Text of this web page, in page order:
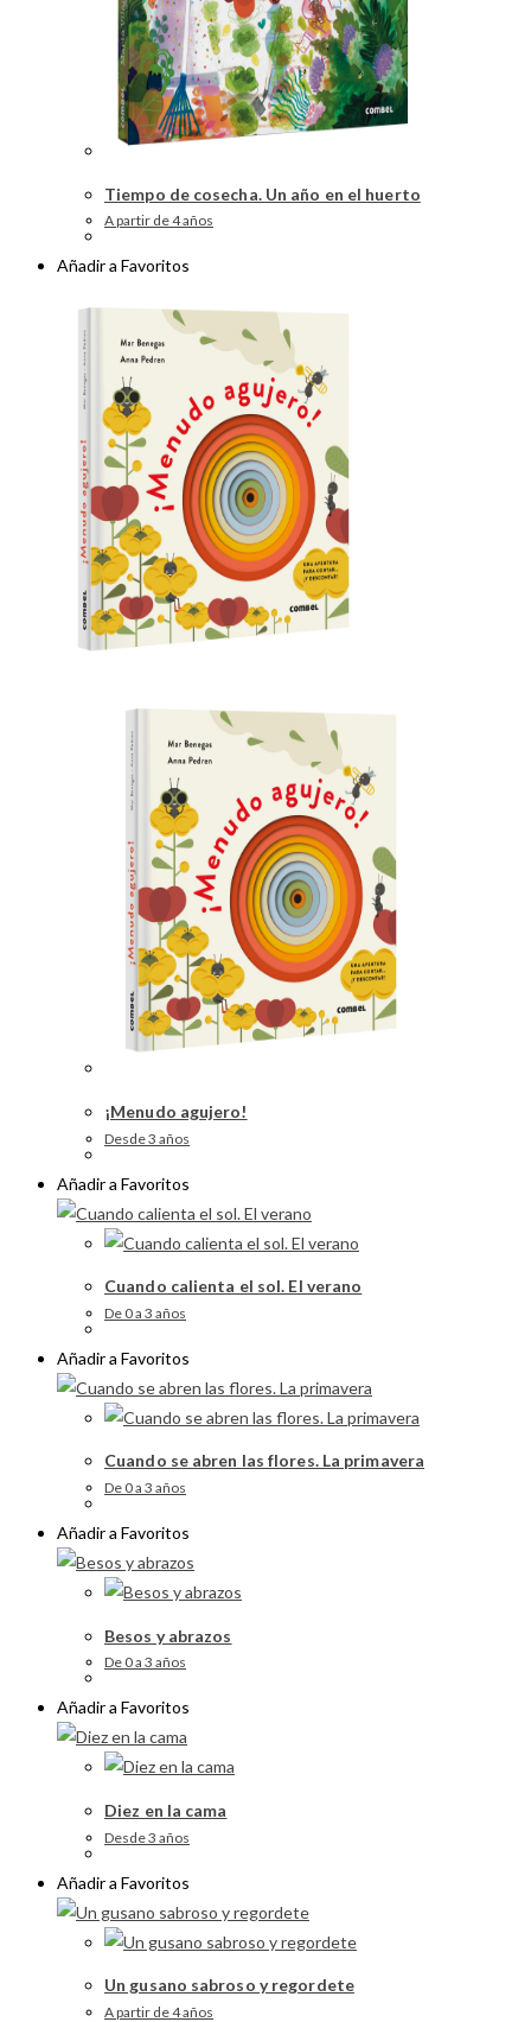
Tiempo de cosecha. Un año en el huerto
A partir de 4 años
Añadir a Favoritos
¡Menudo agujero!
Desde 3 años
Añadir a Favoritos
Cuando calienta el sol. El verano
De 0 a 3 años
Añadir a Favoritos
Cuando se abren las flores. La primavera
De 0 a 3 años
Añadir a Favoritos
Besos y abrazos
De 0 a 3 años
Añadir a Favoritos
Diez en la cama
Desde 3 años
Añadir a Favoritos
Un gusano sabroso y regordete
A partir de 4 años